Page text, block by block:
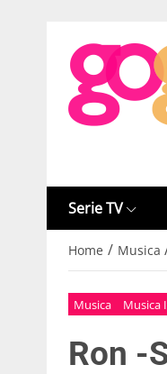
Serie TV
Home / Musica
Musica Musica
Ron -